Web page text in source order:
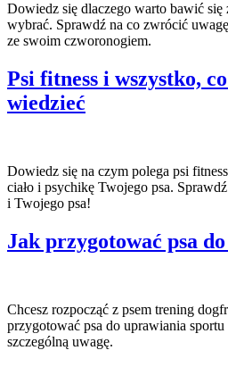
Dowiedz się dlaczego warto bawić się
wybrać. Sprawdź na co zwrócić
ze swoim czworonogiem.
Psi fitness i wszystko,
wiedzieć
Dowiedz się na czym polega psi
ciało i psychikę Twojego psa.
i Twojego psa!
Jak przygotować psa
Chcesz rozpocząć z psem trening
przygotować psa do uprawiania
szczególną uwagę.